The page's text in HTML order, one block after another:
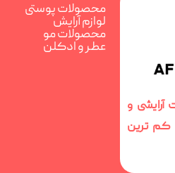
و
کم ترین
محصولات پوستی
لوازم آرایش
محصولات مو
عطر و ادکلن